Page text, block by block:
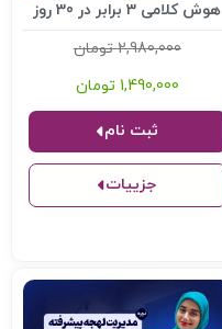
هوش کلامی 3 برابر در 30 روز
2,980,000 تومان
1,490,000 تومان
جزییات
ثبت نام